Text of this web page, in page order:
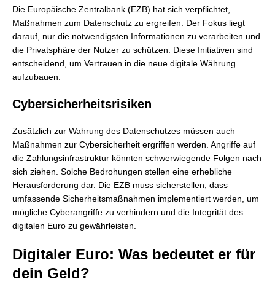
Die Europäische Zentralbank (EZB) hat sich verpflichtet,
Maßnahmen zum Datenschutz zu ergreifen. Der Fokus liegt
darauf, nur die notwendigsten Informationen zu verarbeiten und
die Privatsphäre der Nutzer zu schützen. Diese Initiativen sind
entscheidend, um Vertrauen in die neue digitale Währung
aufzubauen.
Cybersicherheitsrisiken
Zusätzlich zur Wahrung des Datenschutzes müssen auch
Maßnahmen zur Cybersicherheit ergriffen werden. Angriffe auf
die Zahlungsinfrastruktur könnten schwerwiegende Folgen nach
sich ziehen. Solche Bedrohungen stellen eine erhebliche
Herausforderung dar. Die EZB muss sicherstellen, dass
umfassende Sicherheitsmaßnahmen implementiert werden, um
mögliche Cyberangriffe zu verhindern und die Integrität des
digitalen Euro zu gewährleisten.
Digitaler Euro: Was bedeutet er für
dein Geld?